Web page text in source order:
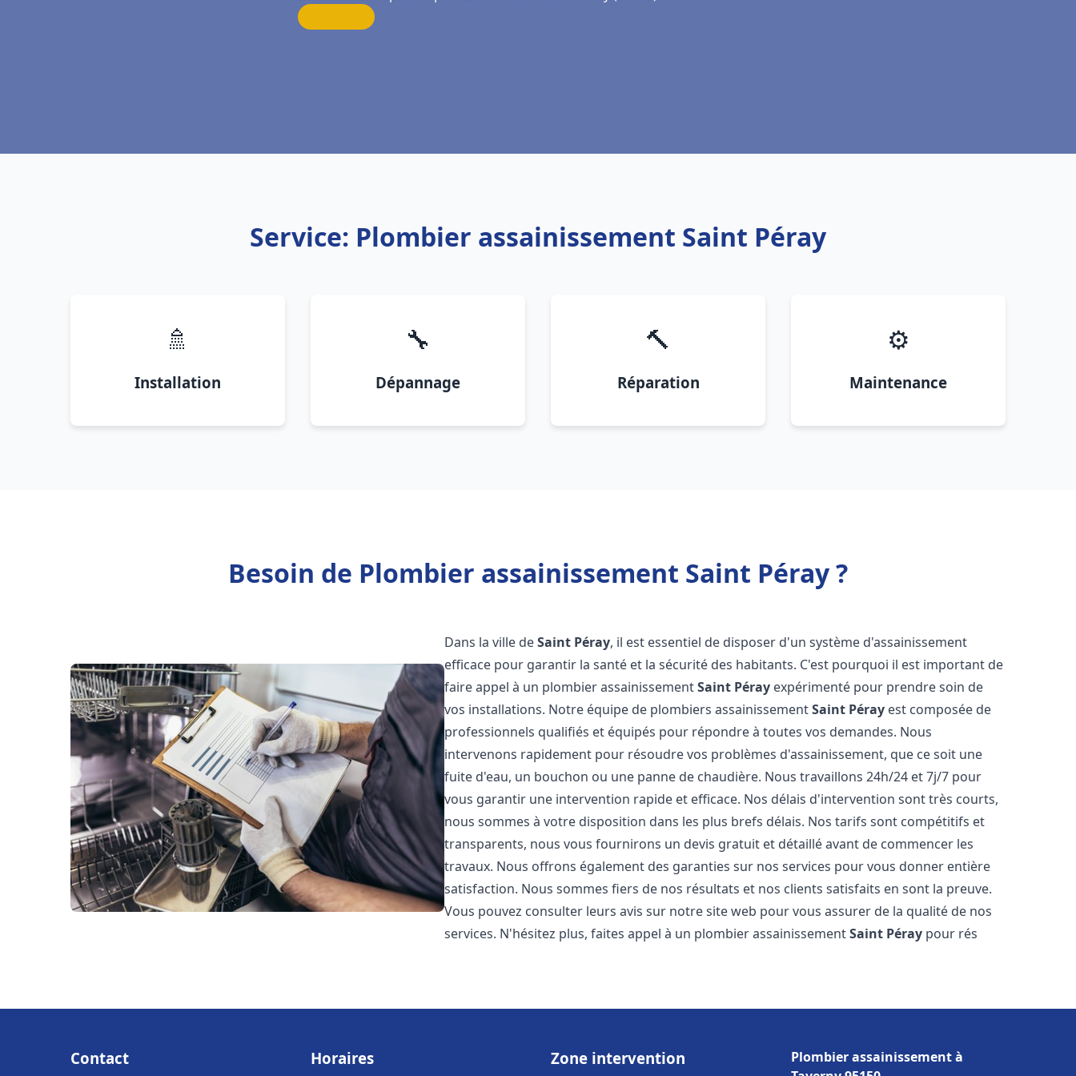
Service: Plombier assainissement Saint Péray
🚿
Installation
🔧
Dépannage
🔨
Réparation
⚙️
Maintenance
Besoin de Plombier assainissement Saint Péray ?
Dans la ville deSaint Péray, il est essentiel de disposer d'un système d'assainissement
efficace pour garantir la santé et la sécurité des habitants. C'est pourquoi il est important de
faire appel à un plombier assainissementSaint Péray expérimenté pour prendre soin de
vos installations. Notre équipe de plombiers assainissementSaint Péray est composée de
professionnels qualifiés et équipés pour répondre à toutes vos demandes. Nous
intervenons rapidement pour résoudre vos problèmes d'assainissement, que ce soit une
fuite d'eau, un bouchon ou une panne de chaudière. Nous travaillons 24h/24 et 7j/7 pour
vous garantir une intervention rapide et efficace. Nos délais d'intervention sont très courts,
nous sommes à votre disposition dans les plus brefs délais. Nos tarifs sont compétitifs et
transparents, nous vous fournirons un devis gratuit et détaillé avant de commencer les
travaux. Nous offrons également des garanties sur nos services pour vous donner entière
satisfaction. Nous sommes fiers de nos résultats et nos clients satisfaits en sont la preuve.
Vous pouvez consulter leurs avis sur notre site web pour vous assurer de la qualité de nos
services. N'hésitez plus, faites appel à un plombier assainissementSaint Péray pour rés
Contact Horaires Zone intervention
Plombier assainissement à